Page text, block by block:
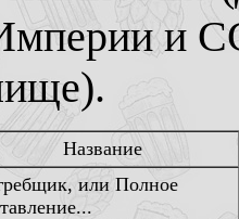
и
Название
или Полное